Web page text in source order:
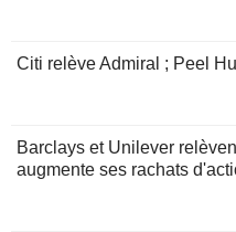
Citi relève Admiral ; Peel
Barclays et Unilever
augmente ses rachats